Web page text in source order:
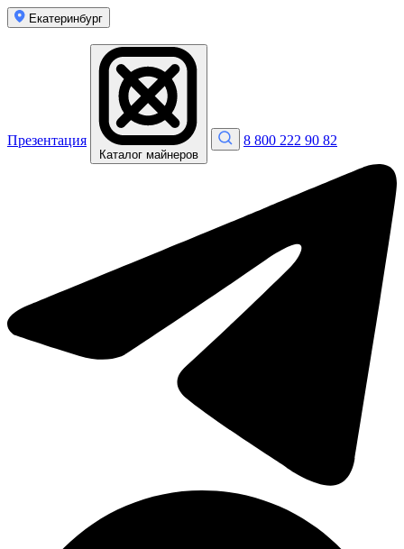
Екатеринбург
Презентация
Каталог майнеров
8 800 222 90 82